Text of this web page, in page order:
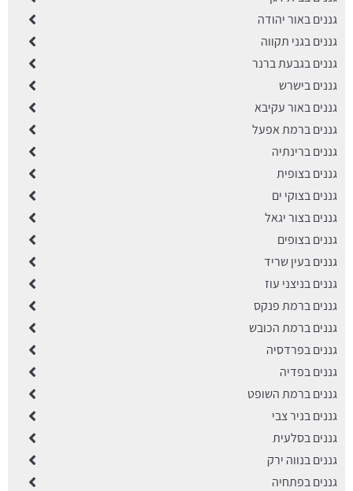
גננים באור יהודה
גננים בגני תקווה
גננים בגבעת ברנר
גננים בישרש
גננים באור עקיבא
גננים ברמת אפעל
גננים ברינתיה
גננים בצופית
גננים בצוקי ים
גננים בצור יגאל
גננים בצופים
גננים בעין שריד
גננים בניצני עוז
גננים ברמת פנקס
גננים ברמת הכובש
גננים בפרדסיה
גננים בפדיה
גננים ברמת השופט
גננים בניר צבי
גננים בסלעית
גננים בנווה ירק
גננים בפתחיה